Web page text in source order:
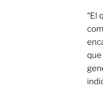
“El